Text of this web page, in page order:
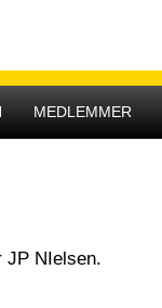
MEDLEMMER
JP NIelsen.